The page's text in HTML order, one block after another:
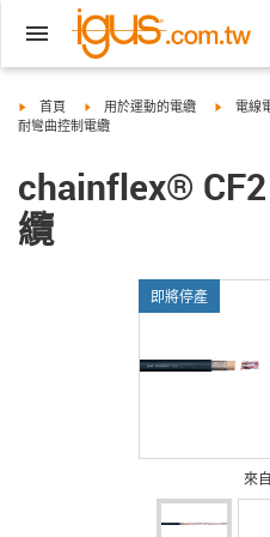
igus-icon-arrow-right
首頁 igus-icon-arrow-right
用於運動的電纜 igus-電線
耐彎曲控制電纜
chainflex®
纜
即將停產
來